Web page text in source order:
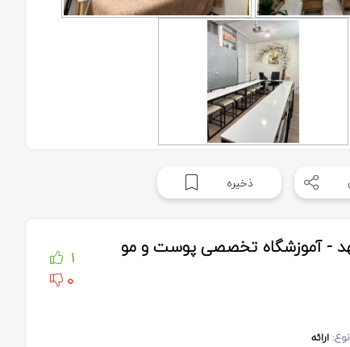
ذخیره
- آموزشگاه تخصصی پوست و مو
1
0
نوع: ارائه